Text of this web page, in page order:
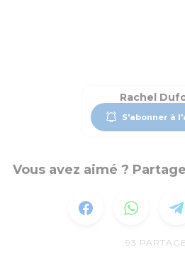
Rachel
S'abonner à
Vous avez aimé ?
93